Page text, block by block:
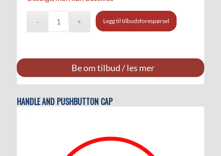
Legg til tilbudsforespørsel
Be om tilbud / les mer
HANDLE AND PUSHBUTTON CAP